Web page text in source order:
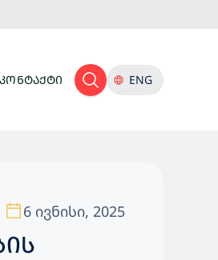
ᲙᲝᲜᲢᲐᲥᲢᲘ ENG
6 ივნისი, 2025